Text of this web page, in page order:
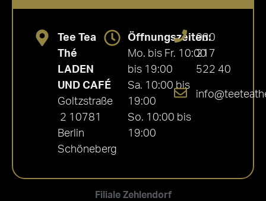
Filiale Zehlendorf
Tee Tea
Thé
LADEN
UND CAFÉ
Goltzstraße
2 10781
Berlin
Schöneberg
Öffnungszeiten:
Mo. bis Fr. 10:00
bis 19:00
Sa. 10:00 bis
19:00
So. 10:00 bis
19:00
030
217
522 40